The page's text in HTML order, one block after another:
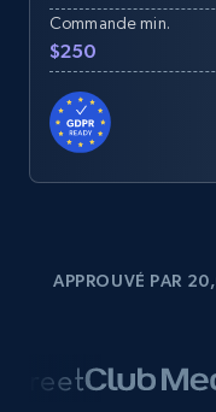
Commande min.
$250
APPROUVÉ PAR